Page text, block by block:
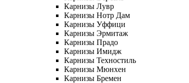
Карнизы Лувр
Карнизы Нотр Дам
Карнизы Уффици
Карнизы Эрмитаж
Карнизы Прадо
Карнизы Имидж
Карнизы Техностиль
Карнизы Мюнхен
Карнизы Бремен